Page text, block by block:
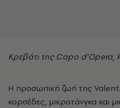
Kρεβάτι της Capo d’Οpera,
Η προσωπική ζωή της
κορσέδες, μικροτάνγκα και